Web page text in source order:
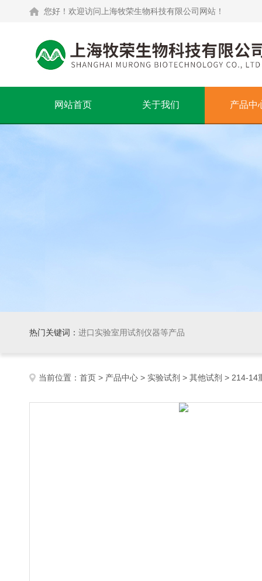
您好！欢迎访问上海牧荣生物科技有限公司网站！
网站首页 关于我们 产品中
热门关键词： 进口实验室用试剂仪器等产品
当前位置： 首页 > 产品中心 > 实验试剂 > 其他试剂 > 214-14